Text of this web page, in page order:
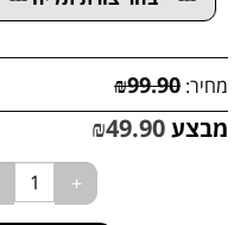
מחיר: ₪99.90
מבצע ₪49.90